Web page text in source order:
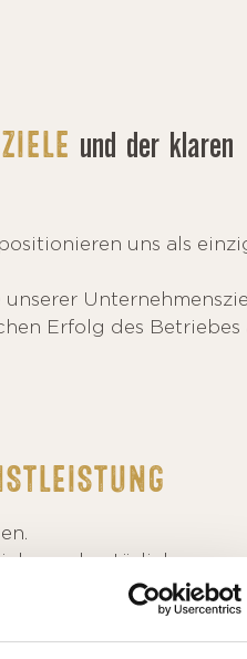
und der klaren
uns als
Erfolg des Betriebes
und natürliche